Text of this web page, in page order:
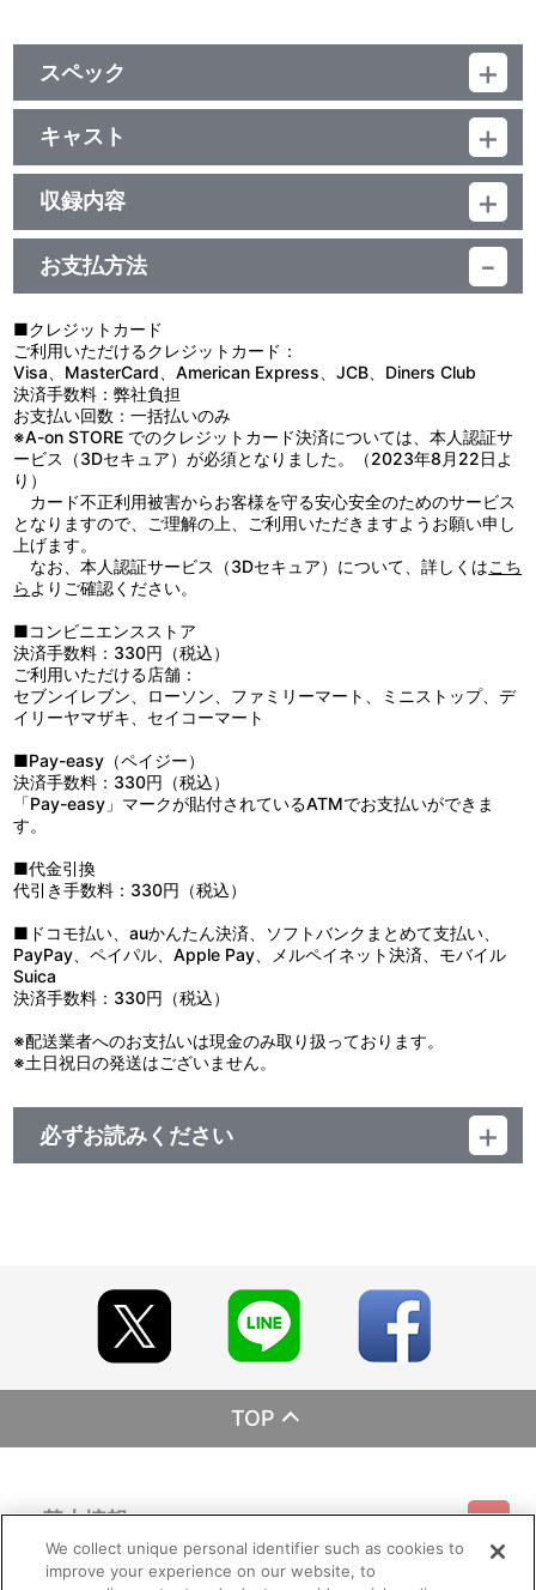
スペック
品番：LACM-34729
ジャンル：国内アニメ音楽
シングル
CD+Blu-ray／17分
キャスト
GRANRODEO
収録内容
＜収録曲＞
1：Ｄｅａｄｌｙ Ｄｒｉｖｅ
2：マジカル・ストーリー
3：Ｄｅａｄｌｙ Ｄｒｉｖｅ （ＯＦＦ ＶＯＣＡＬ）
4：マジカル・ストーリー （ＯＦＦ ＶＯＣＡＬ）
1：Ｄｅａｄｌｙ Ｄｒｉｖｅ （Ｍｕｓｉｃ Ｃｌｉｐ）
2：Ｐｉｅｒｒｏｔ Ｄａｎｃｉｎ’ （ＧＲＡＮＲＯＤＥＯ ＬＩ
ＶＥ ＴＯＵＲ ２０１７ Ｐｉｅｒｒｏｔ Ｄａｎｃｉｎ’ ２０
１７．８．１１ （ｆｒｉ） Ｚｅｐｐ ＤｉｖｅｒＣｉｔｙ Ｔ
ｏｋｙｏ）
Ｒ ２０１７ Ｐｉｅｒｒｏｔ Ｄａｎｃｉｎ’ ２０１７．８．１
１ （ｆｒｉ） Ｚｅｐｐ ＤｉｖｅｒＣｉｔｙ Ｔｏｋｙｏ）
4：Ｃａｎ Ｄｏ （ＧＲＡＮＲＯＤＥＯ ＬＩＶＥ ＴＯＵＲ
２０１７ Ｐｉｅｒｒｏｔ Ｄａｎｃｉｎ’ ２０１７．８．１１
（ｆｒｉ） Ｚｅｐｐ ＤｉｖｅｒＣｉｔｙ Ｔｏｋｙｏ）
ＩＶＥ ＴＯＵＲ ２０１７ Ｐｉｅｒｒｏｔ Ｄａｎｃｉｎ’ ２
０１７．８．１１ （ｆｒｉ） Ｚｅｐｐ ＤｉｖｅｒＣｉｔｙ
Ｔｏｋｙｏ）
6：ＵＮＤＥＲ ＴＨＥ ＳＫＹ （ＧＲＡＮＲＯＤＥＯ ＬＩＶ
７．８．１１ （ｆｒｉ） Ｚｅｐｐ ＤｉｖｅｒＣｉｔｙ Ｔｏ
ｋｙｏ）
ＬＩＶＥ ＴＯＵＲ ２０１７ Ｐｉｅｒｒｏｔ Ｄａｎｃｉｎ’
２０１７．８．１１ （ｆｒｉ） Ｚｅｐｐ ＤｉｖｅｒＣｉｔ
ｙ Ｔｏｋｙｏ）
お支払方法
■クレジットカード
ご利用いただけるクレジットカード：
Visa、MasterCard、American Express、JCB、Diners Club
決済手数料：弊社負担
お支払い回数：一括払いのみ
※A-on STORE でのクレジットカード決済については、本人認証サ
ービス（3Dセキュア）が必須となりました。（2023年8月22日よ
り）
カード不正利用被害からお客様を守る安心安全のためのサービス
となりますので、ご理解の上、ご利用いただきますようお願い申し
上げます。
なお、本人認証サービス（3Dセキュア）について、詳しくはこち
らよりご確認ください。
■コンビニエンスストア
決済手数料：330円（税込）
ご利用いただける店舗：
セブンイレブン、ローソン、ファミリーマート、ミニストップ、デ
イリーヤマザキ、セイコーマート
■Pay-easy（ペイジー）
決済手数料：330円（税込）
「Pay-easy」マークが貼付されているATMでお支払いができま
す。
■代金引換
代引き手数料：330円（税込）
■ドコモ払い、auかんたん決済、ソフトバンクまとめて支払い、
PayPay、ペイパル、Apple Pay、メルペイネット決済、モバイル
Suica
決済手数料：330円（税込）
※配送業者へのお支払いは現金のみ取り扱っております。
※土日祝日の発送はございません。
必ずお読みください
TOP
基本情報
ご利用情報
We collect unique personal identifier such as cookies to
improve your experience on our website, to